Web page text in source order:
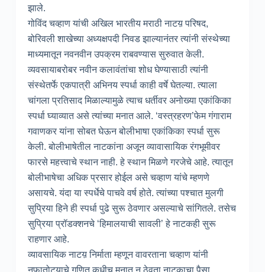
झाले.
गोविंद चव्हाण यांची अखिल भारतीय मराठी नाटय़ परिषद,
बोरिवली शाखेच्या अध्यक्षपदी निवड झाल्यानंतर त्यांनी संस्थेच्या
माध्यमातून नवनवीन उपक्रम राबवण्यास सुरुवात केली.
व्यवसायाबरोबर नवीन कलावंतांचा शोध घेण्यासाठी त्यांनी
संस्थेतर्फे एकपात्री अभिनय स्पर्धा काही वर्षे घेतल्या. त्याला
चांगला प्रतिसाद मिळाल्यामुळे त्याच धर्तीवर अनोख्या एकांकिका
स्पर्धा घ्याव्यात असे त्यांच्या मनात आले. ‘वस्त्रहरण’फेम गंगाराम
गवाणकर यांना सोबत घेऊन बोलीभाषा एकांकिका स्पर्धा सुरू
केली. बोलीभाषेतील नाटकांना अजून व्यावासायिक रंगभूमीवर
फारसे महत्त्वाचे स्थान नाही. हे स्थान मिळणे गरजेचे आहे. त्यातून
बोलीभाषेचा अधिक प्रसार होईल असे चव्हाण यांचे म्हणणे
असायचे. यंदा या स्पर्धेचे पाचवे वर्ष होते. त्यांच्या पश्चात मुलगी
सुप्रिया हिने ही स्पर्धा पुढे सुरू ठेवणार असल्याचे सांगितले. तसेच
सुप्रिया प्रॉडक्शनचे ‘हिमालयाची सावली’ हे नाटकही सुरू
राहणार आहे.
व्यावसायिक नाटय़ निर्माता म्हणून वावरताना चव्हाण यांनी
नफातोटय़ाचे गणित कधीच मनात न ठेवता नाटकाचा पैसा